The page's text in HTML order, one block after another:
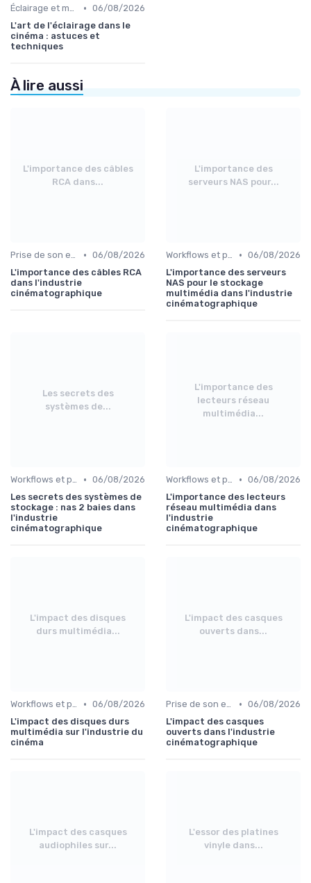
Éclairage et machinerie • 06/08/2026
L'art de l'éclairage dans le
cinéma : astuces et
techniques
À lire aussi
L'importance des câbles
RCA dans...
Prise de son et montage • 06/08/2026
L'importance des câbles RCA
dans l'industrie
cinématographique
L'importance des
serveurs NAS pour...
Workflows et post-production • 06/08/2026
L'importance des serveurs
NAS pour le stockage
multimédia dans l'industrie
cinématographique
Les secrets des
systèmes de...
Workflows et post-production • 06/08/2026
Les secrets des systèmes de
stockage : nas 2 baies dans
l'industrie
cinématographique
L'importance des
lecteurs réseau
multimédia...
Workflows et post-production • 06/08/2026
L'importance des lecteurs
réseau multimédia dans
l'industrie
cinématographique
L'impact des disques
durs multimédia...
Workflows et post-production • 06/08/2026
L'impact des disques durs
multimédia sur l'industrie du
cinéma
L'impact des casques
ouverts dans...
Prise de son et montage • 06/08/2026
L'impact des casques
ouverts dans l'industrie
cinématographique
L'impact des casques
audiophiles sur...
L'essor des platines
vinyle dans...